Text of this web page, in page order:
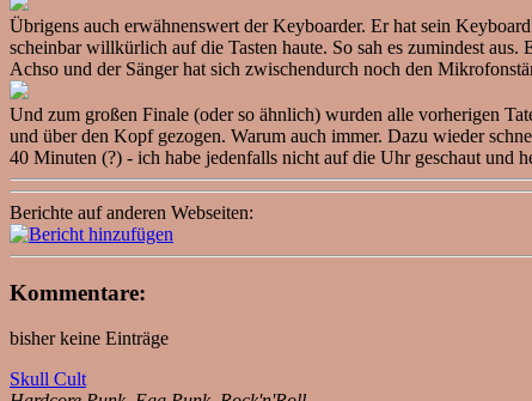
Übrigens auch erwähnenswert der Keyboarder. Er hat sein
scheinbar willkürlich auf die Tasten haute. So sah es zumindest
Achso und der Sänger hat sich zwischendurch noch den
Und zum großen Finale (oder so ähnlich) wurden alle vorherigen
und über den Kopf gezogen. Warum auch immer. Dazu wieder
40 Minuten (?) - ich habe jedenfalls nicht auf die Uhr geschaut und
Berichte auf anderen Webseiten:
Kommentare:
bisher keine Einträge
Skull Cult